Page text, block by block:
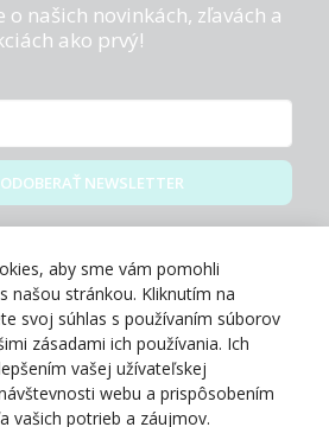
našich novinkách, zľavách a
ako prvý!
NEWSLETTER
aby sme vám pomohli
našou stránkou. Kliknutím na
svoj súhlas s používaním súborov
zásadami ich používania. Ich
vašej užívateľskej
webu a prispôsobením
vašich potrieb a záujmov.